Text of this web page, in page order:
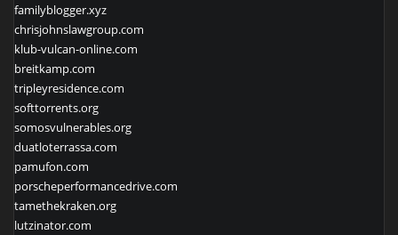
familyblogger.xyz
chrisjohnslawgroup.com
klub-vulcan-online.com
breitkamp.com
tripleyresidence.com
softtorrents.org
somosvulnerables.org
duatloterrassa.com
pamufon.com
porscheperformancedrive.com
tamethekraken.org
lutzinator.com